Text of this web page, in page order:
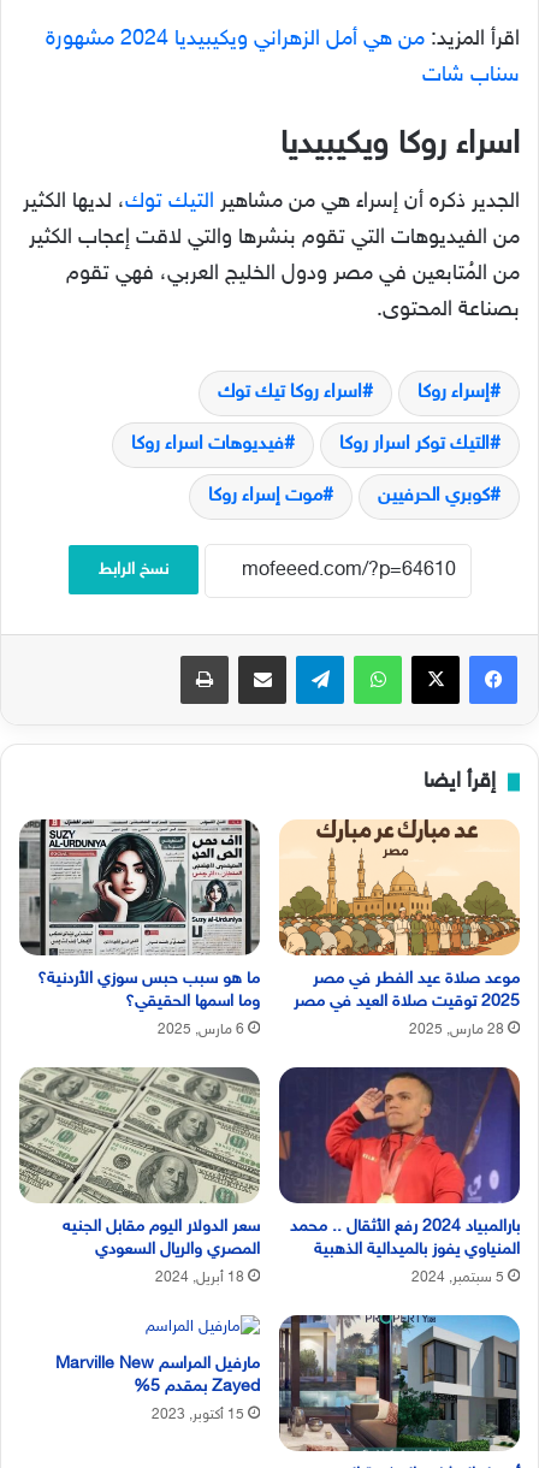
اقرأ المزيد:
من هي أمل الزهراني ويكيبيديا 2024 مشهورة
سناب شات
اسراء روكا ويكيبيديا
الجدير ذكره أن إسراء هي من مشاهير التيك توك، لديها الكثير
من الفيديوهات التي تقوم بنشرها والتي لاقت إعجاب الكثير
من المُتابعين في مصر ودول الخليج العربي، فهي تقوم
بصناعة المحتوى.
إسراء روكا اسراء روكا تيك توك
التيك توكر اسرار روكا فيديوهات اسراء روكا
كوبري الحرفيين موت إسراء روكا
نسخ الرابط
فيسبوك‫X واتساب تيلقرام مشاركة عبر البريد طباعة
إقرأ ايضا
موعد صلاة عيد الفطر في مصر
2025 توقيت صلاة العيد في مصر
28 مارس, 2025
ما هو سبب حبس سوزي الأردنية؟
وما اسمها الحقيقي؟
6 مارس, 2025
بارالمبياد 2024 رفع الأثقال .. محمد
المنياوي يفوز بالميدالية الذهبية
5 سبتمبر, 2024
سعر الدولار اليوم مقابل الجنيه
المصري والريال السعودي
18 أبريل, 2024
مارفيل المراسم Marville New
Zayed بمقدم 5%
15 أكتوبر, 2023